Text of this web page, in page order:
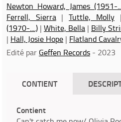
Newton Howard, James (1951-
Ferrell, Sierra|Tuttle, Molly
(1970-....) | White, Bella | Billy
| Hall, Josie Hope | Flatland
Edité par Geffen Records - 2023
CONTIENT
Contient